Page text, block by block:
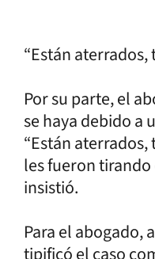
“Están
Por su parte, el
se haya debido a
“Están
les fueron tirando
insistió.
Para el abogado,